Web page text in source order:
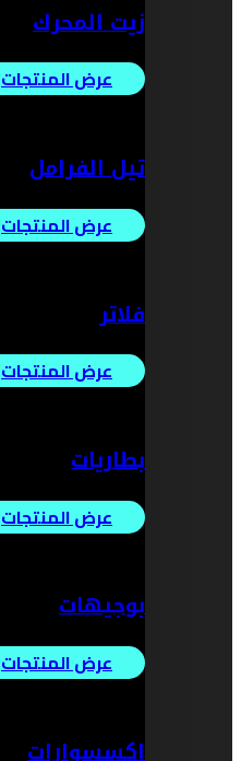
زيت المحرك
عرض المنتجات
تيل الفرامل
عرض المنتجات
فلاتر
عرض المنتجات
بطاريات
عرض المنتجات
بوجيهات
عرض المنتجات
اكسسوارات